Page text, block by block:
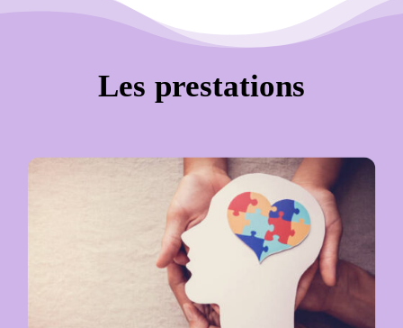
Les prestations